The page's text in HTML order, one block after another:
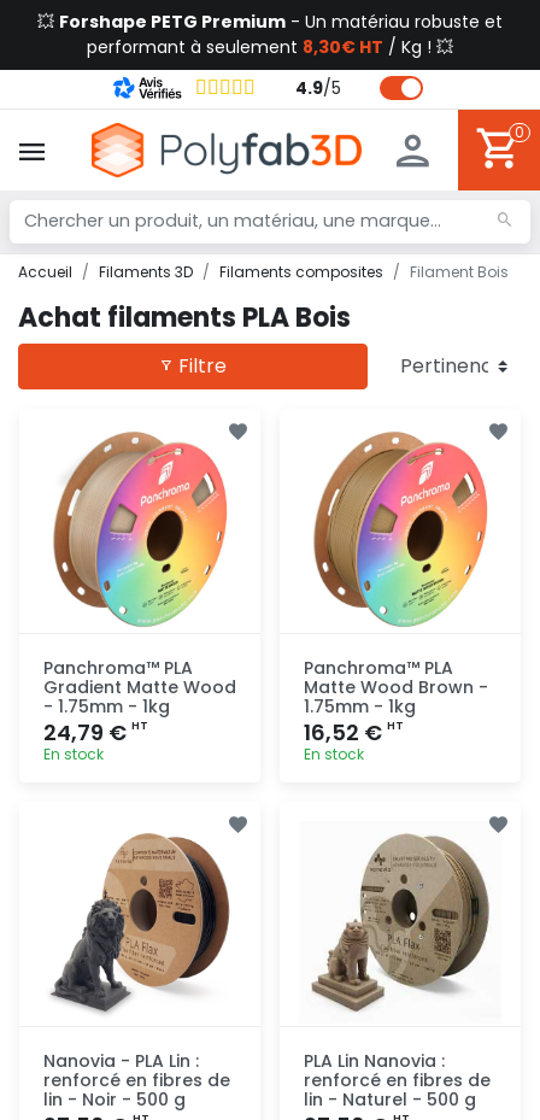
💥 Forshape PETG Premium - Un matériau robuste et
performant à seulement 8,30€ HT / Kg ! 💥
4.9/5
0
Accueil Filaments 3D Filaments composites Filament Bois
Achat filaments PLA Bois
Filtre
Panchroma™ PLA
Gradient Matte Wood
- 1.75mm - 1kg
24,79 € HT
En stock
rapide
Panchroma™ PLA
Matte Wood Brown -
1.75mm - 1kg
16,52 € HT
En stock
rapide
Nanovia - PLA Lin :
renforcé en fibres de
lin - Noir - 500 g
PLA Lin Nanovia :
renforcé en fibres de
lin - Naturel - 500 g